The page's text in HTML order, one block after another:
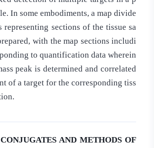
In some embodiments, a map divide
representing sections of the tissue sa
with the map sections includi
to quantification data wherein
peak is determined and correlated
of a target for the corresponding tiss
AND METHODS OF